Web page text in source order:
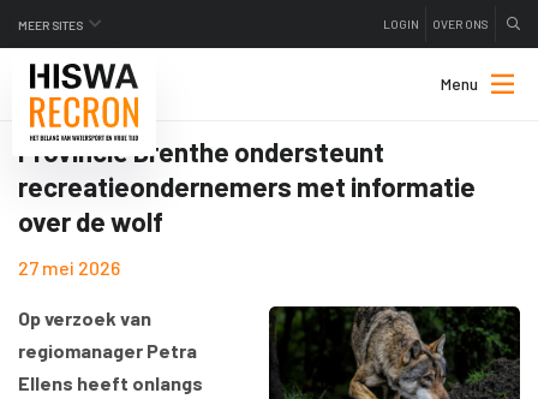
MEER SITES LOGIN OVER ONS
Menu
Provincie Drenthe ondersteunt
recreatieondernemers met informatie
over de wolf
27 mei 2026
Op verzoek van
regiomanager Petra
Ellens heeft onlangs